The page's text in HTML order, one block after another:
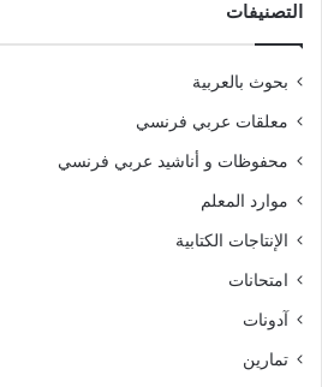
التصنيفات
بحوث بالعربية
معلقات عربي فرنسي
محفوظات و أناشيد عربي فرنسي
موارد المعلم
الإنتاجات الكتابية
امتحانات
آدونات
تمارين